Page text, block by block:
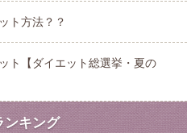
ト方法？？
ト【ダイエット総選挙・夏の
ンキング